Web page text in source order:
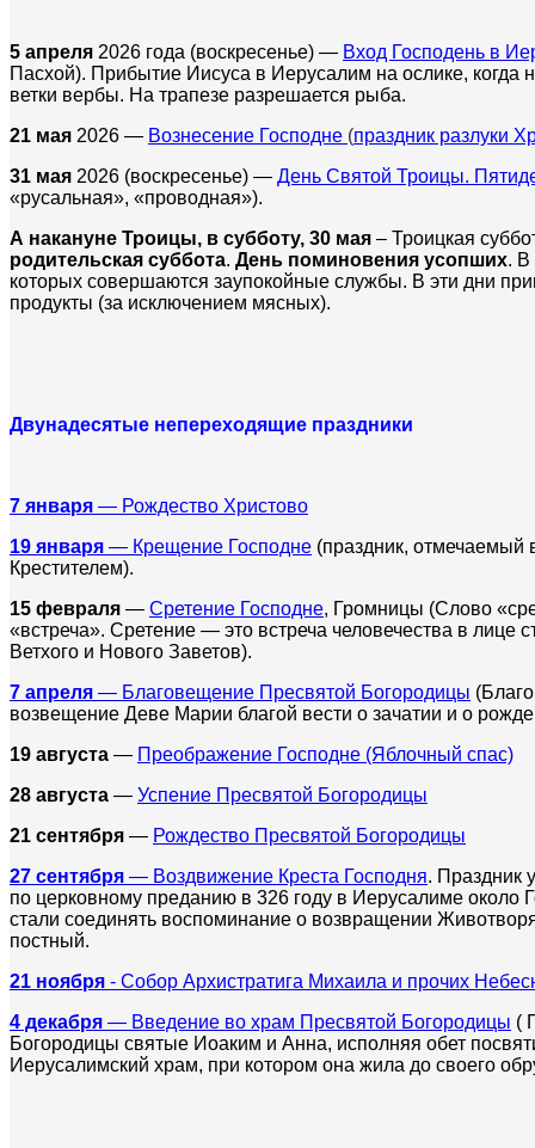
5 апреля 2026 года (воскресенье) — Вход Господень в
Пасхой). Прибытие Иисуса в Иерусалим на ослике, когда
ветки вербы. На трапезе разрешается рыба.
21 мая 2026 — Вознесение Господне (праздник разлуки
31 мая 2026 (воскресенье) — День Святой Троицы.
«русальная», «проводная»).
А накануне Троицы, в субботу, 30 мая – Троицкая
родительская суббота. День поминовения усопших. В
которых совершаются заупокойные службы. В эти дни
продукты (за исключением мясных).
Двунадесятые непереходящие праздники
7 января — Рождество Христово
19 января — Крещение Господне (праздник, отмечаемый
Крестителем).
15 февраля — Сретение Господне, Громницы (Слово
«встреча». Сретение — это встреча человечества в лице
Ветхого и Нового Заветов).
7 апреля — Благовещение Пресвятой Богородицы
возвещение Деве Марии благой вести о зачатии и о
19 августа — Преображение Господне (Яблочный спас)
28 августа — Успение Пресвятой Богородицы
21 сентября — Рождество Пресвятой Богородицы
27 сентября — Воздвижение Креста Господня. Праздник
по церковному преданию в 326 году в Иерусалиме
стали соединять воспоминание о возвращении
постный.
21 ноября - Собор Архистратига Михаила и прочих
4 декабря — Введение во храм Пресвятой Богородицы (
Богородицы святые Иоаким и Анна, исполняя обет
Иерусалимский храм, при котором она жила до своего